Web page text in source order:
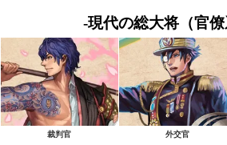
-現代の総大将（官
裁判官 外交官